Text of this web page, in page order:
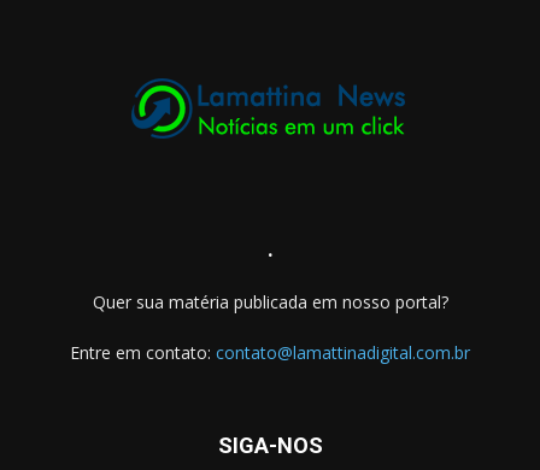
.
Quer sua matéria publicada em nosso portal?
Entre em contato: contato@lamattinadigital.com.br
SIGA-NOS